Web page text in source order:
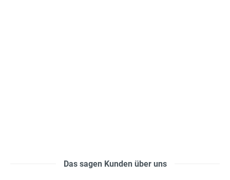
Das sagen Kunden über uns